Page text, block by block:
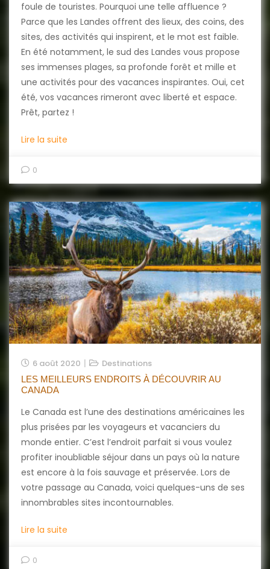
foule de touristes. Pourquoi une telle affluence ?
Parce que les Landes offrent des lieux, des coins, des
sites, des activités qui inspirent, et le mot est faible.
En été notamment, le sud des Landes vous propose
ses immenses plages, sa profonde forêt et mille et
une activités pour des vacances inspirantes. Oui, cet
été, vos vacances rimeront avec liberté et espace.
Prêt, partez !
Lire la suite
0
6 août 2020 Destinations
LES MEILLEURS ENDROITS À DÉCOUVRIR AU
CANADA
Le Canada est l’une des destinations américaines les
plus prisées par les voyageurs et vacanciers du
monde entier. C’est l’endroit parfait si vous voulez
profiter inoubliable séjour dans un pays où la nature
est encore à la fois sauvage et préservée. Lors de
votre passage au Canada, voici quelques-uns de ses
innombrables sites incontournables.
Lire la suite
0